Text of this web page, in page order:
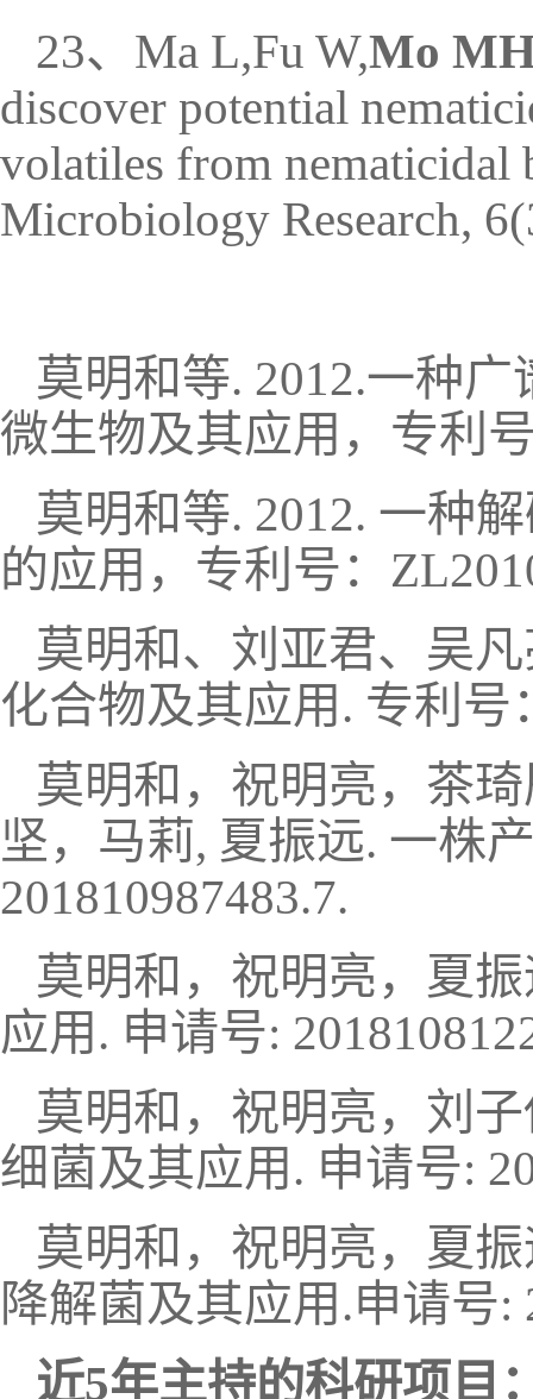
23、Ma L,Fu W,Mo
discover potential
volatiles from nematicidal
Microbiology Research,
莫明和等. 2012.一种
微生物及其应用，专利
莫明和等. 2012. 一种
的应用，专利号：
莫明和、刘亚君、吴
化合物及其应用. 专利号
莫明和，祝明亮，茶
坚，马莉, 夏振远. 一株
201810987483.7.
莫明和，祝明亮，夏
应用. 申请号:
莫明和，祝明亮，刘
细菌及其应用. 申请号:
莫明和，祝明亮，夏
降解菌及其应用.申请号:
近5年主持的科研项目